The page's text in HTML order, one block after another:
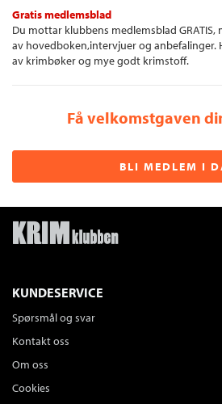
Gratis medlemsblad
Du mottar klubbens medlemsblad
av hovedboken,intervjuer og anbefalinger.
av krimbøker og mye godt krimstoff.
Få velkomstgaven
BLI MEDLEM I
KUNDESERVICE
Spørsmål og svar
Kontakt oss
Om oss
Cookies